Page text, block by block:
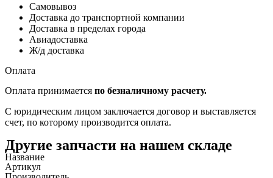
Самовывоз
Доставка до транспортной компании
Доставка в пределах города
Авиадоставка
Ж/д доставка
Оплата
Оплата принимается по безналичному расчету.
С юридическим лицом заключается договор и выставляется
счет, по которому производится оплата.
Другие запчасти на нашем складе
Название
Артикул